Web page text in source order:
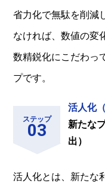
省力化で無駄を削減
なければ、数値の変
数精鋭化にこだわっ
プです。
ステップ
活人化
新たな
出）
活人化とは、新たな